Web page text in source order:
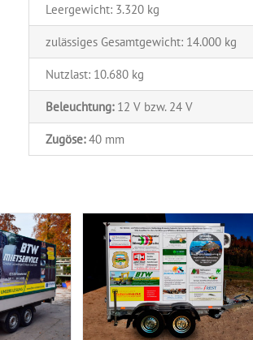
Leergewicht: 3.320 kg
zulässiges Gesamtgewicht: 14.000 kg
Nutzlast: 10.680 kg
Beleuchtung:12 V bzw. 24 V
Zugöse:40 mm